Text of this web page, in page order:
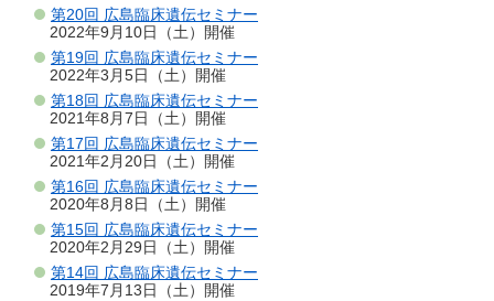
第20回 広島臨床遺伝セミナー
2022年9月10日（土）開催
第19回 広島臨床遺伝セミナー
2022年3月5日（土）開催
第18回 広島臨床遺伝セミナー
2021年8月7日（土）開催
第17回 広島臨床遺伝セミナー
2021年2月20日（土）開催
第16回 広島臨床遺伝セミナー
2020年8月8日（土）開催
第15回 広島臨床遺伝セミナー
2020年2月29日（土）開催
第14回 広島臨床遺伝セミナー
2019年7月13日（土）開催